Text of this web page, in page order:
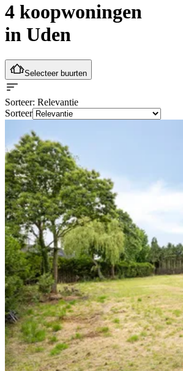
4 koopwoningen
in Uden
Selecteer buurten
Sorteer: Relevantie
Sorteer